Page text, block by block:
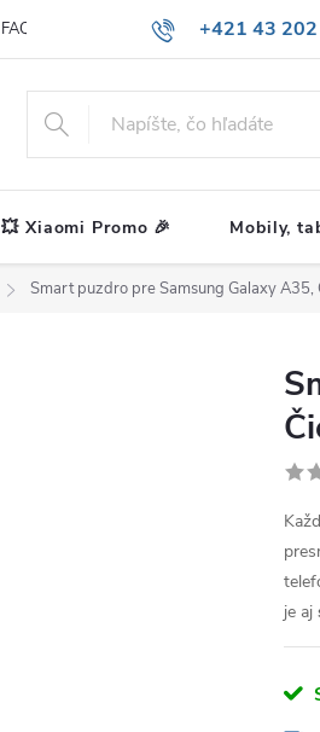
+421 43
FAQ
💥 Xiaomi Promo 🎉 Mobily,
Smart puzdro pre Samsung Galaxy A35,
je aj